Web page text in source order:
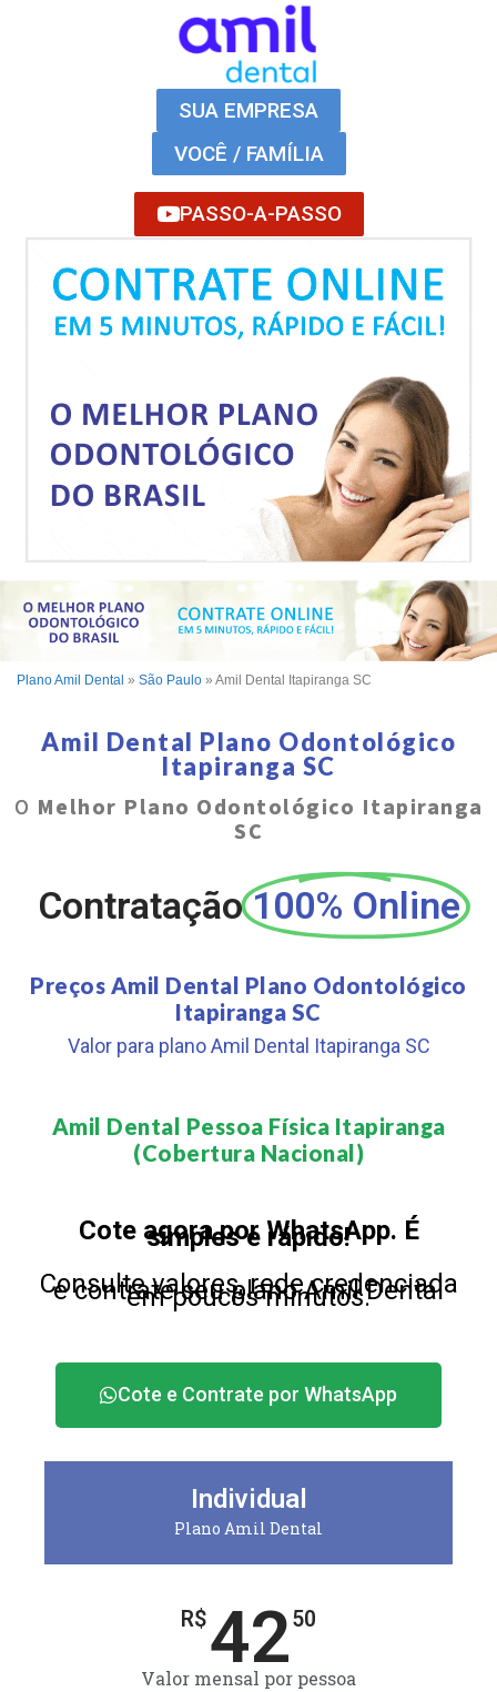
SUA EMPRESA
VOCÊ / FAMÍLIA
PASSO-A-PASSO
Plano Amil Dental » São Paulo » Amil Dental Itapiranga SC
Amil Dental Plano Odontológico
Itapiranga SC
O Melhor Plano Odontológico Itapiranga
SC
Contratação 100% Online
Preços Amil Dental Plano Odontológico
Itapiranga SC
Valor para plano Amil Dental Itapiranga SC
Amil Dental Pessoa Física Itapiranga
(Cobertura Nacional)​
Cote agora por WhatsApp. É
simples e rápido!
Consulte valores, rede credenciada
e contrate seu plano Amil Dental
em poucos minutos.
Cote e Contrate por WhatsApp
Individual
Plano Amil Dental
R$4250
Valor mensal por pessoa